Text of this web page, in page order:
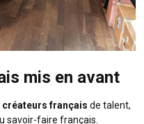
mis en avant
créateurs français de talent,
savoir-faire français.